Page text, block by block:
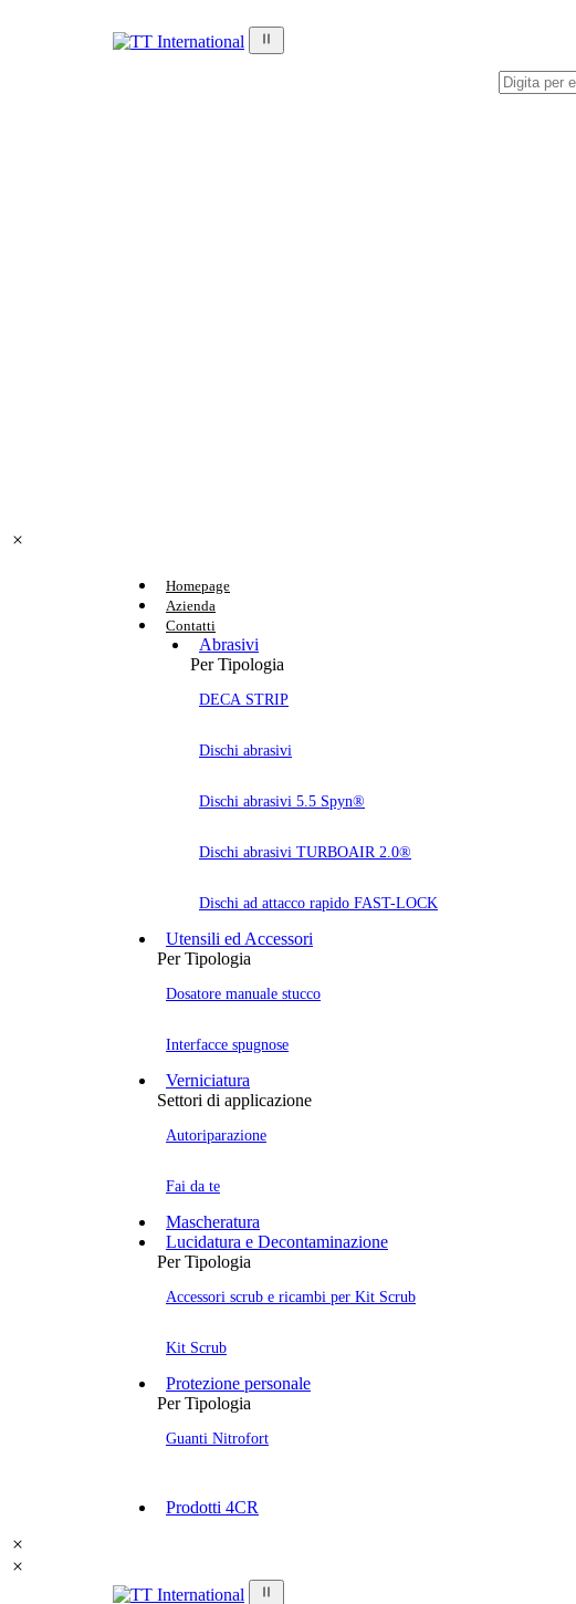
Homepage
Azienda
Contatti
Abrasivi
Per Tipologia
DECA STRIP
Dischi abrasivi
Dischi abrasivi 5.5 Spyn®
Dischi abrasivi TURBOAIR 2.0®
Dischi ad attacco rapido FAST-LOCK
Utensili ed Accessori
Per Tipologia
Dosatore manuale stucco
Interfacce spugnose
Verniciatura
Settori di applicazione
Autoriparazione
Fai da te
Mascheratura
Lucidatura e Decontaminazione
Per Tipologia
Accessori scrub e ricambi per Kit Scrub
Kit Scrub
Protezione personale
Per Tipologia
Guanti Nitrofort
Prodotti 4CR